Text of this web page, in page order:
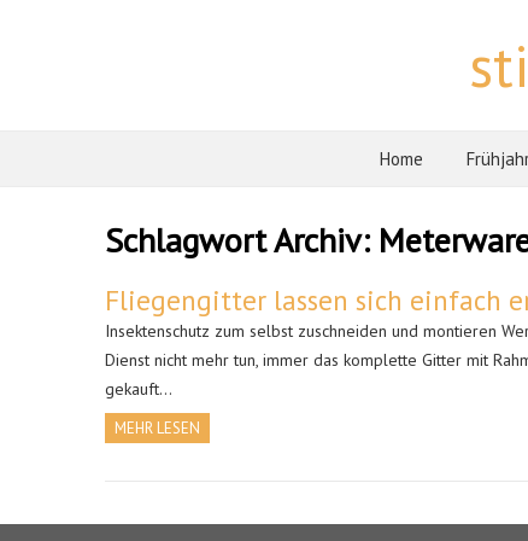
Home
Schlagwort Archiv:
Fliegengitter lassen sich einfach
Insektenschutz zum selbst zuschneiden und montieren
Dienst nicht mehr tun, immer das komplette Gitter mit
gekauft…
MEHR LESEN